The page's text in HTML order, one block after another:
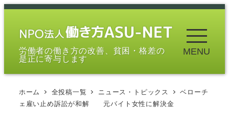
メ
労働者の働き方の改善、貧困・格差の
是正に寄与します
MENU
ホーム 全投稿一覧 ニュース・トピックス
ベローチ
ェ雇い止め訴訟が和解 元バイト女性に解決金